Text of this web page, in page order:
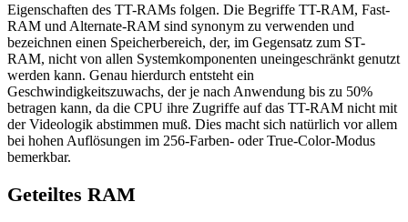
Eigenschaften des TT-RAMs folgen. Die Begriffe TT-RAM, Fast-
RAM und Alternate-RAM sind synonym zu verwenden und
bezeichnen einen Speicherbereich, der, im Gegensatz zum ST-
RAM, nicht von allen Systemkomponenten uneingeschränkt genutzt
werden kann. Genau hierdurch entsteht ein
Geschwindigkeitszuwachs, der je nach Anwendung bis zu 50%
betragen kann, da die CPU ihre Zugriffe auf das TT-RAM nicht mit
der Videologik abstimmen muß. Dies macht sich natürlich vor allem
bei hohen Auflösungen im 256-Farben- oder True-Color-Modus
bemerkbar.
Geteiltes RAM